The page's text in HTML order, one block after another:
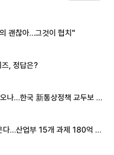
괜찮아…그것이 협치"
, 정답은?
나…한국 新통상정책 교두보 활
다…산업부 15개 과제 180억 지